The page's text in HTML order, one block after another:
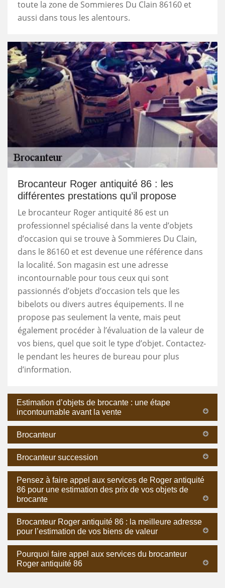
toute la zone de Sommieres Du Clain 86160 et
aussi dans tous les alentours.
Brocanteur Roger antiquité 86 : les
différentes prestations qu’il propose
Le brocanteur Roger antiquité 86 est un
professionnel spécialisé dans la vente d’objets
d’occasion qui se trouve à Sommieres Du Clain,
dans le 86160 et est devenue une référence dans
la localité. Son magasin est une adresse
incontournable pour tous ceux qui sont
passionnés d’objets d’occasion tels que les
bibelots ou divers autres équipements. Il ne
propose pas seulement la vente, mais peut
également procéder à l’évaluation de la valeur de
vos biens, quel que soit le type d’objet. Contactez-
le pendant les heures de bureau pour plus
d’information.
Estimation d’objets de brocante : une étape
incontournable avant la vente
Brocanteur
Brocanteur succession
Pensez à faire appel aux services de Roger antiquité
86 pour une estimation des prix de vos objets de
brocante
Brocanteur Roger antiquité 86 : la meilleure adresse
pour l’estimation de vos biens de valeur
Pourquoi faire appel aux services du brocanteur
Roger antiquité 86